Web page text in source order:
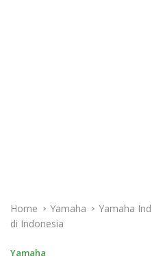
Home Yamaha
Yamaha
di Indonesia
Yamaha